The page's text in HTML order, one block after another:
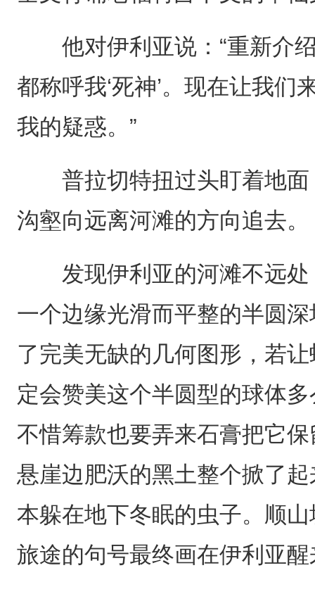
他对伊利亚说：“重新介绍
都称呼我‘死神’。现在让我
我的疑惑。”
普拉切特扭过头盯着地面
沟壑向远离河滩的方向追去。
发现伊利亚的河滩不远处
一个边缘光滑而平整的半圆
了完美无缺的几何图形，若
定会赞美这个半圆型的球体
不惜筹款也要弄来石膏把它
悬崖边肥沃的黑土整个掀了
本躲在地下冬眠的虫子。顺
旅途的句号最终画在伊利亚